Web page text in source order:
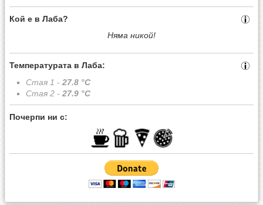
Кой е в Лаба?
Няма никой!
Температурата в Лаба:
Стая 1 - 27.8 °C
Стая 2 - 27.9 °C
Почерпи ни с: